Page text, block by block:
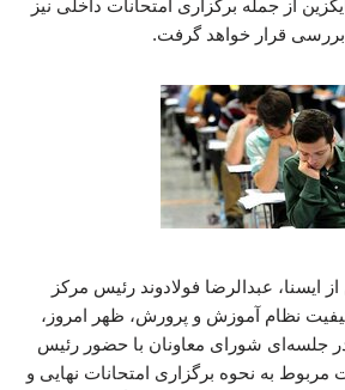
از جمله برگزاری امتحانات داخلی نیز
قرار خواهد گرفت.
ایسنا، عبدالرضا فولادوند رئیس مرکز
نظام آموزش و پرورش، ظهر امروز،
ماه در جلسه‌ای شورای معاونان با حضور رئیس
به نحوه برگزاری امتحانات نهایی و